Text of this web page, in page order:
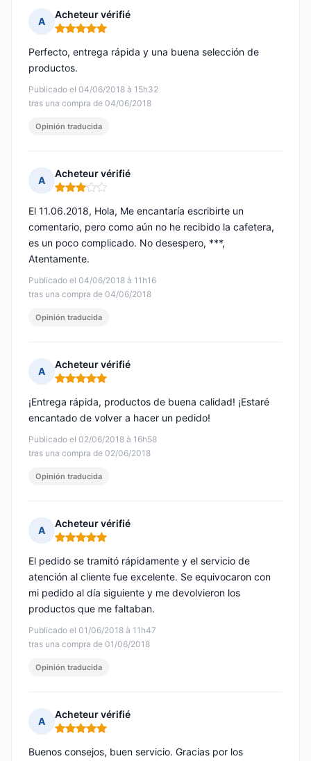
A
Acheteur vérifié
Nota: 5 de 5
Publicado el 04/06/2018 à 15h32
tras una compra de 04/06/2018
Perfecto, entrega rápida y una buena selección de
productos.
Opinión traducida
A
Acheteur vérifié
Nota: 3 de 5
Publicado el 04/06/2018 à 11h16
tras una compra de 04/06/2018
El 11.06.2018, Hola, Me encantaría escribirte un
comentario, pero como aún no he recibido la cafetera,
es un poco complicado. No desespero, ***,
Atentamente.
Opinión traducida
A
Acheteur vérifié
Nota: 5 de 5
Publicado el 02/06/2018 à 16h58
tras una compra de 02/06/2018
¡Entrega rápida, productos de buena calidad! ¡Estaré
encantado de volver a hacer un pedido!
Opinión traducida
A
Acheteur vérifié
Nota: 5 de 5
Publicado el 01/06/2018 à 11h47
tras una compra de 01/06/2018
El pedido se tramitó rápidamente y el servicio de
atención al cliente fue excelente. Se equivocaron con
mi pedido al día siguiente y me devolvieron los
productos que me faltaban.
Opinión traducida
A
Acheteur vérifié
Nota: 5 de 5
Buenos consejos, buen servicio. Gracias por los